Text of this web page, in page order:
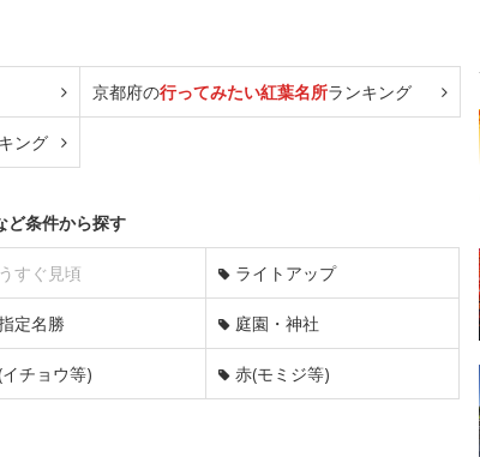
京都府の行ってみたい紅葉名所ランキング
ング
ど条件から探す
すぐ見頃 ライトアップ
定名勝 庭園・神社
チョウ等) 赤(モミジ等)